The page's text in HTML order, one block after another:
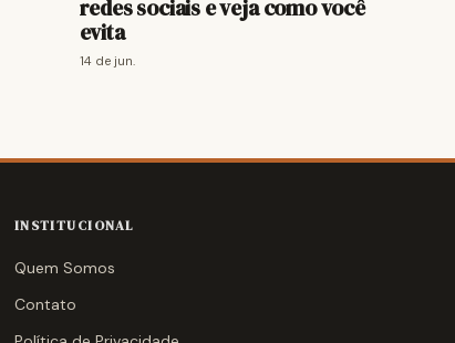
redes sociais e veja como você
evita
14 de jun.
INSTITUCIONAL
Quem Somos
Contato